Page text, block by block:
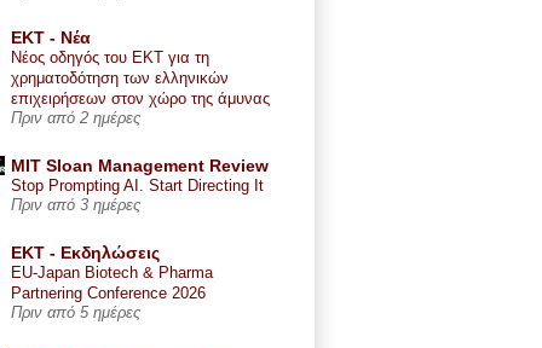
ΕΚΤ - Nέα
Νέος οδηγός του ΕΚΤ για τη
χρηματοδότηση των ελληνικών
επιχειρήσεων στον χώρο της άμυνας
Πριν από 2 ημέρες
MIT Sloan Management Review
Stop Prompting AI. Start Directing It
Πριν από 3 ημέρες
ΕΚΤ - Εκδηλώσεις
EU-Japan Biotech & Pharma
Partnering Conference 2026
Πριν από 5 ημέρες